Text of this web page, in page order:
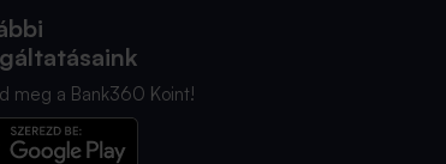
meg a Bank360 Koint!